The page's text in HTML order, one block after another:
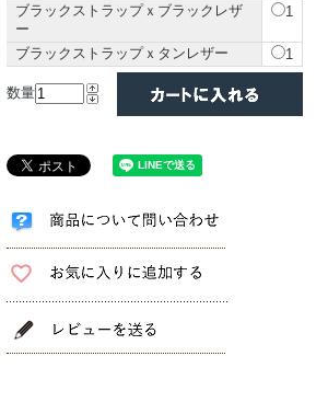
ブラックストラップｘブラックレザ
ー
1
ブラックストラップｘタンレザー 1
数量